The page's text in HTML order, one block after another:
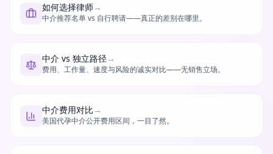
如何选择律师→
中介推荐名单 vs 自行聘请——真正的差别在哪里。
中介 vs 独立路径→
费用、工作量、速度与风险的诚实对比——无销售立场。
中介费用对比→
美国代孕中介公开费用区间，一目了然。